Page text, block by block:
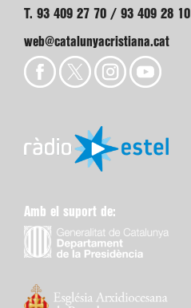
T. 93 409 27 70 / 93 409 28 10
web@catalunyacristiana.cat
Amb el suport de: